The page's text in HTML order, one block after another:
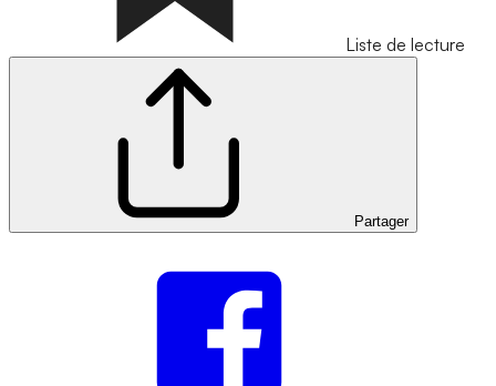
Liste de lecture
Partager